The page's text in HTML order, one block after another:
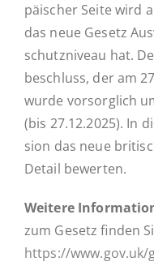
päi­scher Seite wird
das neue Gesetz
schutz­ni­veau hat.
be­schluss, der am
wurde vor­sorg­lich
(bis 27.12.2025). In
si­on das neue
Detail bewerten.
Weitere
zum Gesetz finden
https://